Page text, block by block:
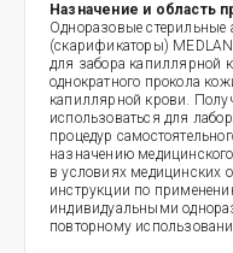
Назначение и область
Одноразовые стерильные
(скарификаторы)
для забора капиллярной
однократного прокола
капиллярной крови.
использоваться для
процедур
назначению
в условиях медицинских
инструкции по
индивидуальными
повторному